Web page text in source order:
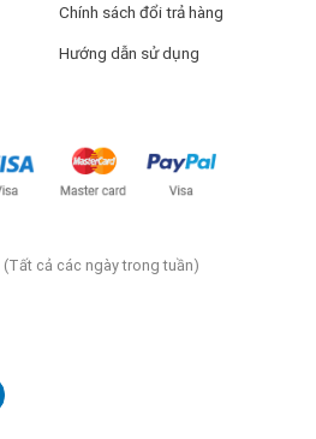
Chính sách đổi trả hàng
Hướng dẫn sử dụng
(Tất cả các ngày trong tuần)